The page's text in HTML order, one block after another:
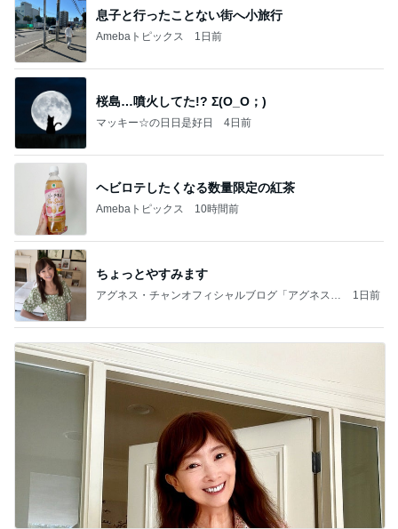
息子と行ったことない街へ小旅行
Amebaトピックス 1日前
桜島…噴火してた!? Σ(O_O；)
マッキー☆の日日是好日 4日前
ヘビロテしたくなる数量限定の紅茶
Amebaトピックス 10時間前
ちょっとやすみます
アグネス・チャンオフィシャルブログ「アグネスち
1日前